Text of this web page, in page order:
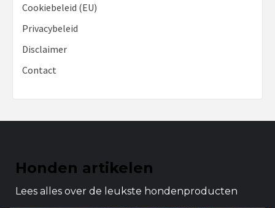
Cookiebeleid (EU)
Privacybeleid
Disclaimer
Contact
Honden artikelen
Lees alles over de leukste hondenproducten